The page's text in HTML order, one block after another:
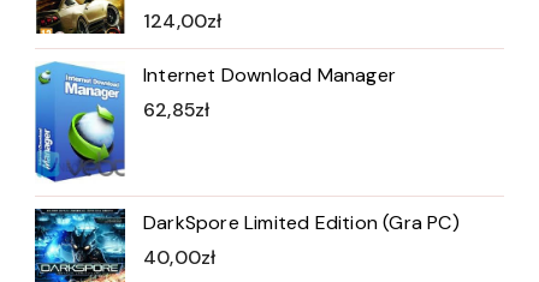
124,00zł
Internet Download Manager
62,85zł
DarkSpore Limited Edition (Gra PC)
40,00zł